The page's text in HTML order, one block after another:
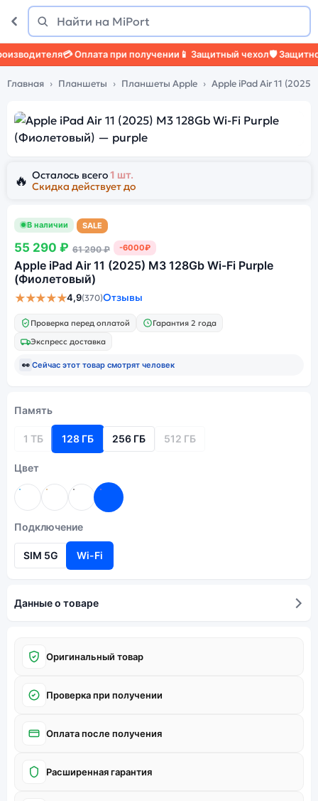
Поиск
Найти
💳 Оплата при получении📱 Защитный чехол🛡️ Защитное
Главная Планшеты Планшеты Apple Apple iPad Air 11 (2025)
🔥 Осталось всего1 шт.
Скидка действует до
В наличии SALE
55 290 ₽ 61 290 ₽ -6000₽
Apple iPad Air 11 (2025) M3 128Gb Wi-Fi Purple
(Фиолетовый)
★★★★★4,9(370)Отзывы
Проверка перед оплатой
Гарантия 2 года
Экспресс доставка
👀 Сейчас этот товар смотрят человек
Память
1 ТБ 128 ГБ 256 ГБ 512 ГБ
Цвет
Подключение
SIM 5G Wi-Fi
Данные о товаре
Оригинальный товар
Проверка при получении
Оплата после получения
Расширенная гарантия